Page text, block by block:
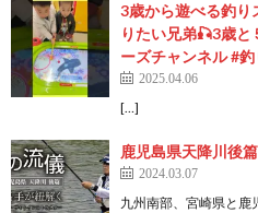
3歳から遊べる釣り
りたい兄弟🎣3歳
ーズチャンネル #
2025.04.06
[…]
鹿児島県天降川後
2024.03.07
九州南部、宮崎県と鹿